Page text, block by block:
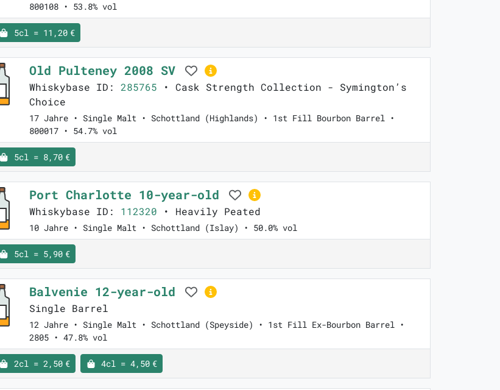
800108 • 53.8% vol
5cl = 11,20 €
Old Pulteney 2008 SV
Whiskybase ID: 285765 • Cask Strength Collection - Symington’s
Choice
17 Jahre • Single Malt • Schottland (Highlands) • 1st Fill Bourbon Barrel •
800017 • 54.7% vol
5cl = 8,70 €
Port Charlotte 10-year-old
Whiskybase ID: 112320 • Heavily Peated
10 Jahre • Single Malt • Schottland (Islay) • 50.0% vol
5cl = 5,90 €
Balvenie 12-year-old
Single Barrel
12 Jahre • Single Malt • Schottland (Speyside) • 1st Fill Ex-Bourbon Barrel •
2805 • 47.8% vol
2cl = 2,50 € 4cl = 4,50 €